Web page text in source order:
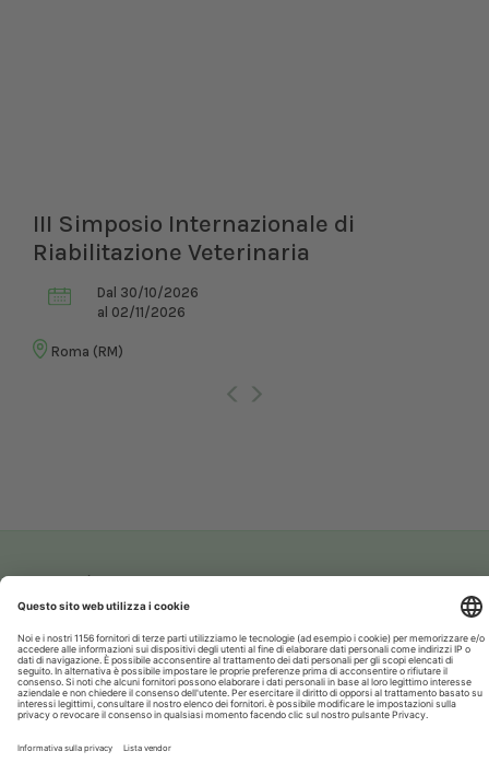
III Simposio Internazionale di
Riabilitazione Veterinaria
Dal 30/10/2026
al 02/11/2026
Roma (RM)